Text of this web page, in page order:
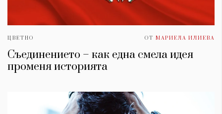
ЦВЕТНО ОТ МАРИЕЛА ИЛИЕВА
Съединението – как една смела идея
променя историята